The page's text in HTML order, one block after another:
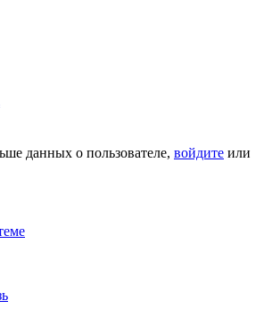
данных о пользователе, войдите или